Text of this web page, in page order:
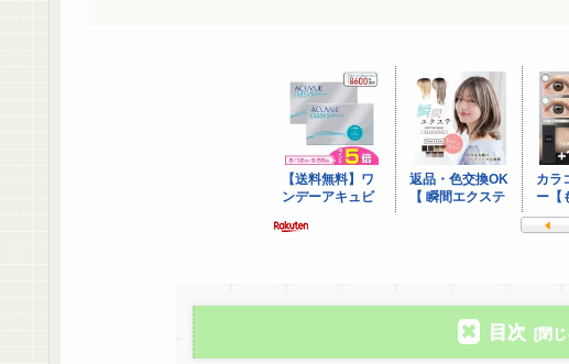
目次